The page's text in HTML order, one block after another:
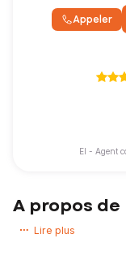
Appeler
EI - Agent
A propos de
En tant que
Lire plus